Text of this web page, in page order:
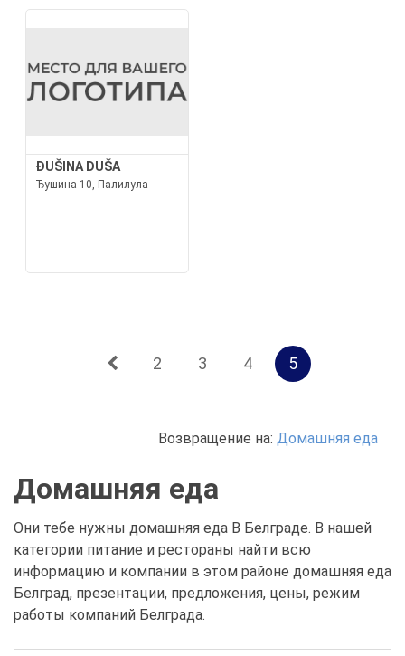
ĐUŠINA DUŠA
Ђушина 10, Палилула
2 3 4 5
Возвращение на: Домашняя еда
Домашняя еда
Они тебе нужны домашняя еда В Белграде. В нашей
категории питание и рестораны найти всю
информацию и компании в этом районе домашняя еда
Белград, презентации, предложения, цены, режим
работы компаний Белграда.